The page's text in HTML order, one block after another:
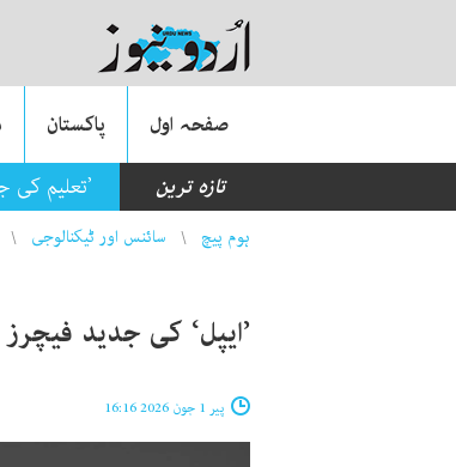
صفحہ اول پاکستان
تازہ ترین
’تعلیم کی
You are here
ہوم پیچ سائنس اور ٹیکنالوجی
’ایپل‘ کی جدید
پیر 1 جون 2026 16:16